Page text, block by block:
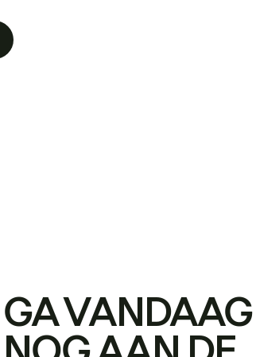
GA VANDAAG